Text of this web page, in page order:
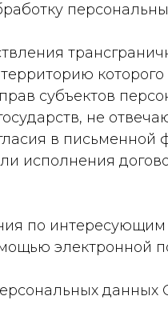
которого
субъектов
не
в письменной
исполнения
по
электронной
данных